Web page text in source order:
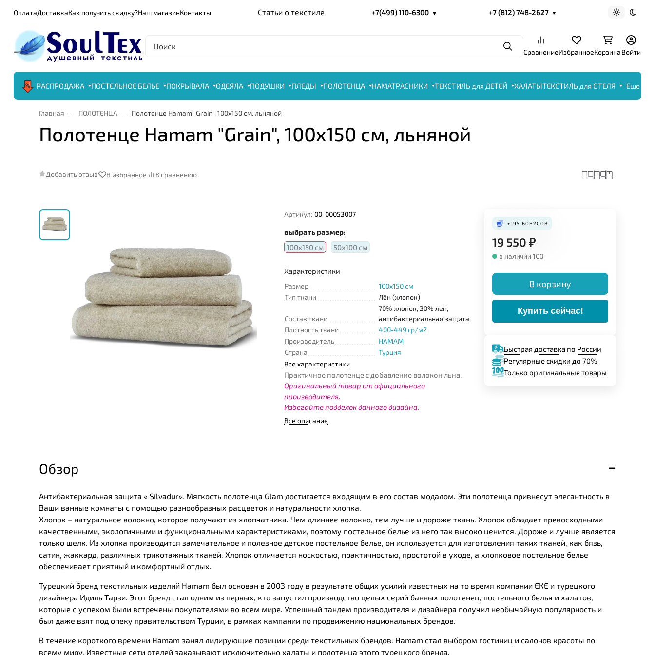
ОплатаДоставкаКак получить скидку?Наш магазинКонтакты Статьи о текстиле +7(499) 110-6300 +7 (812) 748-2627 Светлая
ПоискСравнениеИзбранноеКорзинаВойти
РАСПРОДАЖА ПОСТЕЛЬНОЕ БЕЛЬЕ ПОКРЫВАЛА ОДЕЯЛА ПОДУШКИ ПЛЕДЫ ПОЛОТЕНЦА НАМАТРАСНИКИ ТЕКСТИЛЬ для ДЕТЕЙ ХАЛАТЫТЕКСТИЛЬ для ОТЕЛЯ Еще
Главная ПОЛОТЕНЦА Полотенце Hamam "Grain", 100x150 см, льняной
Полотенце Hamam "Grain", 100x150 см, льняной
Добавить отзыв В избранное К сравнению
Артикул: 00-00053007
выбрать размер:
100х150 см
50х100 см
Характеристики
Размер
100x150 см
Тип ткани
Лён (хлопок)
Состав ткани
70% хлопок, 30% лен,
антибактериальная защита
Плотность ткани
400-449 гр/м2
Производитель
HAMAM
Страна
Турция
Все характеристики
Практичное полотенце с добавление волокон льна.
Оригинальный товар от официального
производителя.
Избегайте подделок данного дизайна.
Все описание
+195 БОНУСОВ
19 550 ₽
в наличии 100
В корзину
Купить сейчас!
Быстрая доставка по России
Регулярные скидки до 70%
Только оригинальные товары
Обзор
Антибактериальная защита « Silvadur». Мягкость полотенца Glam достигается входящим в его состав модалом. Эти полотенца привнесут элегантность в
Ваши ванные комнаты с помощью разнообразных расцветок и натуральности хлопка.
Хлопок – натуральное волокно, которое получают из хлопчатника. Чем длиннее волокно, тем лучше и дороже ткань. Хлопок обладает превосходными
качественными, экологичными и функциональными характеристиками, поэтому постельное белье из него так высоко ценится. Дороже и лучше является
только шелк. Из хлопка производится замечательное и полезное детское постельное белье, он используется для изготовления таких тканей, как бязь,
сатин, жаккард, различных трикотажных тканей. Хлопок отличается носкостью, практичностью, простотой в уходе, а хлопковое постельное белье
обеспечивает приятный и комфортный отдых.
Турецкий бренд текстильных изделий Нamam был основан в 2003 году в результате общих усилий известных на то время компании ЕКЕ и турецкого
дизайнера Идиль Тарзи. Этот бренд стал одним из первых, кто запустил производство целых серий банных полотенец, постельного белья и халатов,
которые с успехом были встречены покупателями во всем мире. Успешный тандем производителя и дизайнера получил необычайную популярность и
был даже взят под опеку правительством Турции, в рамках кампании по продвижению национальных брендов.
В течение короткого времени Нamam занял лидирующие позиции среди текстильных брендов. Нamam стал выбором гостиниц и салонов красоты по
всему миру. Известные сети отелей заказывают исключительно халаты и полотенца этого турецкого бренда.